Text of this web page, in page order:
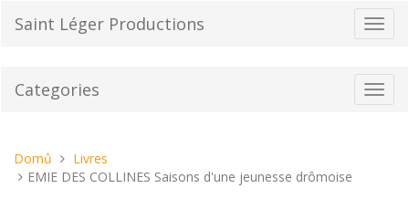
Saint Léger Productions
Categories
Nacházíte
se
Domů
Livres
EMIE DES COLLINES Saisons d'une jeunesse drômoise